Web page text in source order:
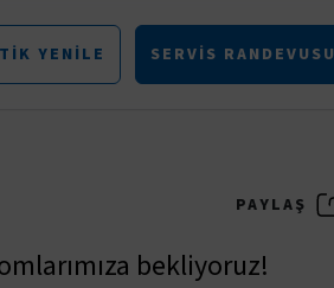
YENILE SERVIS RANDEVUSU
bekliyoruz!
PAYLAŞ